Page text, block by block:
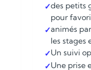
✓des petits
pour
✓animés
les stages
✓Un suivi
✓Une prise